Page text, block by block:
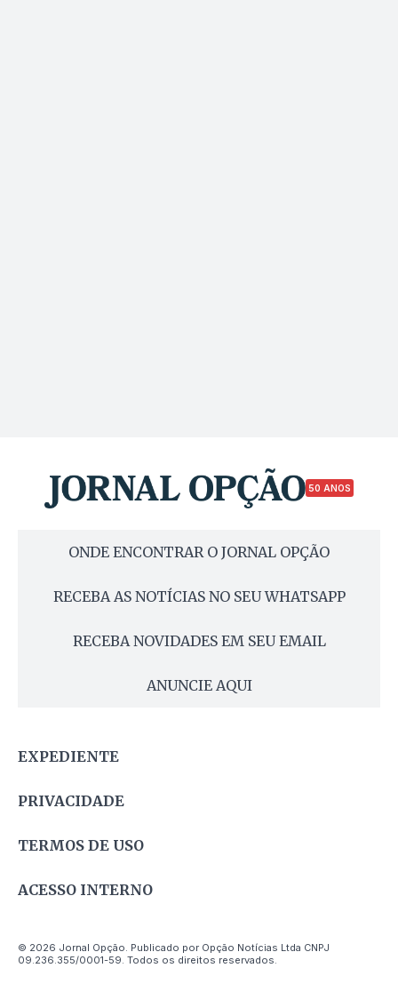
50 ANOS
ONDE ENCONTRAR O JORNAL OPÇÃO
RECEBA AS NOTÍCIAS NO SEU WHATSAPP
RECEBA NOVIDADES EM SEU EMAIL
ANUNCIE AQUI
EXPEDIENTE
PRIVACIDADE
TERMOS DE USO
ACESSO INTERNO
© 2026 Jornal Opção. Publicado por Opção Notícias Ltda CNPJ
09.236.355/0001-59. Todos os direitos reservados.